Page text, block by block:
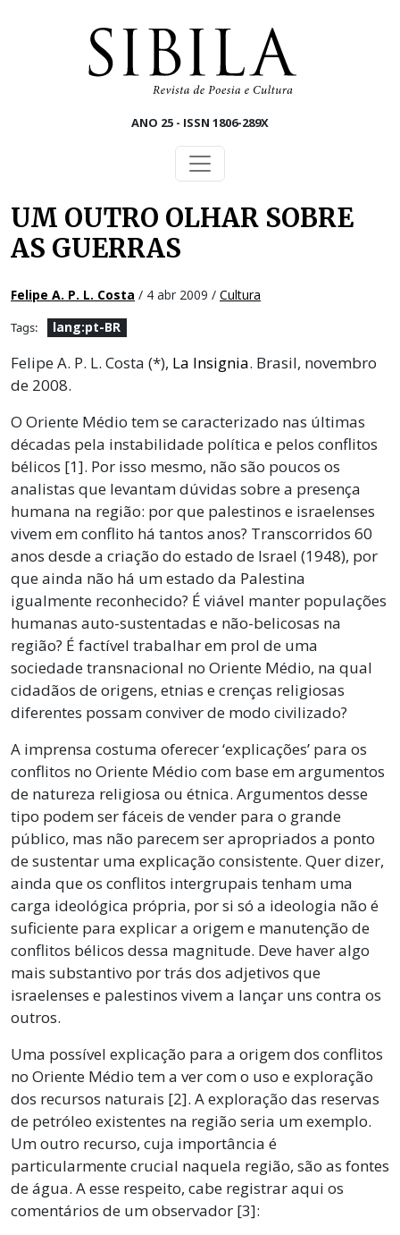
ANO 25 - ISSN 1806-289X
UM OUTRO OLHAR SOBRE
AS GUERRAS
Felipe A. P. L. Costa / 4 abr 2009 / Cultura
Tags: lang:pt-BR
Felipe A. P. L. Costa (*), La Insignia. Brasil, novembro
de 2008.
O Oriente Médio tem se caracterizado nas últimas
décadas pela instabilidade política e pelos conflitos
bélicos [1]. Por isso mesmo, não são poucos os
analistas que levantam dúvidas sobre a presença
humana na região: por que palestinos e israelenses
vivem em conflito há tantos anos? Transcorridos 60
anos desde a criação do estado de Israel (1948), por
que ainda não há um estado da Palestina
igualmente reconhecido? É viável manter populações
humanas auto-sustentadas e não-belicosas na
região? É factível trabalhar em prol de uma
sociedade transnacional no Oriente Médio, na qual
cidadãos de origens, etnias e crenças religiosas
diferentes possam conviver de modo civilizado?
A imprensa costuma oferecer ‘explicações’ para os
conflitos no Oriente Médio com base em argumentos
de natureza religiosa ou étnica. Argumentos desse
tipo podem ser fáceis de vender para o grande
público, mas não parecem ser apropriados a ponto
de sustentar uma explicação consistente. Quer dizer,
ainda que os conflitos intergrupais tenham uma
carga ideológica própria, por si só a ideologia não é
suficiente para explicar a origem e manutenção de
conflitos bélicos dessa magnitude. Deve haver algo
mais substantivo por trás dos adjetivos que
israelenses e palestinos vivem a lançar uns contra os
outros.
Uma possível explicação para a origem dos conflitos
no Oriente Médio tem a ver com o uso e exploração
dos recursos naturais [2]. A exploração das reservas
de petróleo existentes na região seria um exemplo.
Um outro recurso, cuja importância é
particularmente crucial naquela região, são as fontes
de água. A esse respeito, cabe registrar aqui os
comentários de um observador [3]: